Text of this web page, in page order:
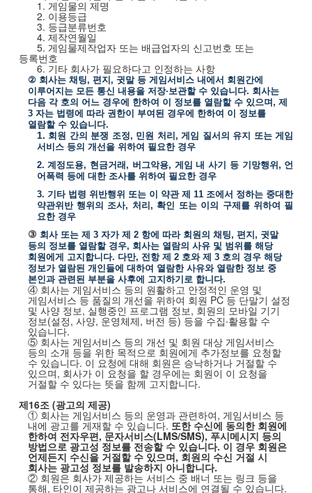
1.게임물의 제명
2. 이용등급
3. 등급분류번호
4.제작연월일
5.게임물제작업자 또는 배급업자의 신고번호 또는
등록번호
6. 기타 회사가 필요하다고 인정하는 사항
② 회사는 채팅, 편지 , 귓말 등 게임서비스 내에서 회원간에
이루어지는 모든 통신 내용을 저장·보관할 수 있습니다. 회사는
다음 각 호의 어느 경우에 한하여 이 정보를 열람할 수 있으며 , 제
3 자는 법령에 따라 권한이 부여된 경우에 한하여 이 정보를
열람할 수 있습니다.
1. 회원 간의 분쟁 조정, 민원 처리 ,게임 질서의 유지 또는 게임
서비스 등의 개선을 위하여 필요한 경우
2.계정도용, 현금거래 , 버그악용, 게임 내 사기 등 기망행위 , 언
어폭력 등에 대한 조사를 위하여 필요한 경우
3. 기타 법령 위반행위 또는 이 약관 제 11 조에서 정하는 중대한
약관위반 행위의 조사, 처리 ,확인 또는 이의 구제를 위하여 필
요한 경우
③ 회사 또는 제 3 자가 제 2 항에 따라 회원의 채팅, 편지 , 귓말
등의 정보를 열람할 경우, 회사는 열람의 사유 및 범위를 해당
회원에게 고지합니다. 다만, 전항 제 2 호와 제 3 호의 경우 해당
정보가 열람된 개인들에 대하여 열람한 사유와 열람한 정보 중
본인과 관련된 부분을 사후에 고지하기로 합니다.
④ 회사는 게임서비스 등의 원활하고 안정적인 운영 및
게임서비스 등 품질의 개선을 위하여 회원 PC 등 단말기 설정
및 사양 정보, 실행중인 프로그램 정보, 회원의 모바일 기기
정보(설정, 사양, 운영체제, 버전 등) 등을 수집∙활용할 수
있습니다.
⑤ 회사는 게임서비스 등의 개선 및 회원 대상 게임서비스
등의 소개 등을 위한 목적으로 회원에게 추가정보를 요청할
수 있습니다. 이 요청에 대해 회원은 승낙하거나 거절할 수
있으며, 회사가 이 요청을 할 경우에는 회원이 이 요청을
거절할 수 있다는 뜻을 함께 고지합니다.
제16조(광고의 제공)
① 회사는 게임서비스 등의 운영과 관련하여, 게임서비스 등
내에 광고를 게재할 수 있습니다. 또한 수신에 동의한 회원에
한하여 전자우편, 문자서비스(LMS/SMS), 푸시메시지 등의
방법으로 광고성 정보를 전송할 수 있습니다. 이 경우 회원은
언제든지 수신을 거절할 수 있으며, 회원의 수신 거절 시
회사는 광고성 정보를 발송하지 아니합니다.
② 회원은 회사가 제공하는 서비스 중 배너 또는 링크 등을
통해, 타인이 제공하는 광고나 서비스에 연결될 수 있습니다.